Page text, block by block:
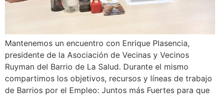
Mantenemos un encuentro con Enrique Plasencia,
presidente de la Asociación de Vecinas y Vecinos
Ruyman del Barrio de La Salud. Durante el mismo
compartimos los objetivos, recursos y líneas de trabajo
de Barrios por el Empleo: Juntos más Fuertes para que